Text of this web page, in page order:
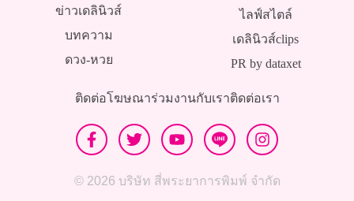
ข่าวเดลินิวส์
บทความ
ดวง-หวย
ไลฟ์สไตล์
เดลินิวส์clips
PR by dataxet
ติดต่อโฆษณาร่วมงานกับเราติดต่อเรา
© 2026 บริษัท สี่พระยาการพิมพ์ จำกัด